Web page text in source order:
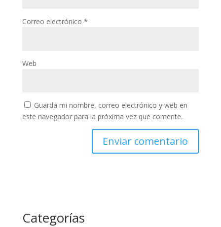
Correo electrónico *
Web
Guarda mi nombre, correo electrónico y web en
este navegador para la próxima vez que comente.
Categorías